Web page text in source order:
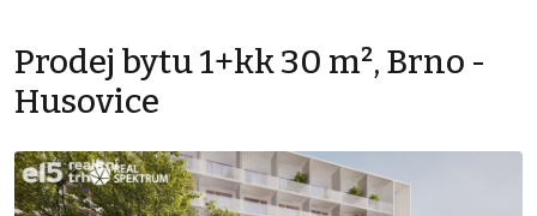
Prodej bytu 1+kk 30 m², Brno -
Husovice